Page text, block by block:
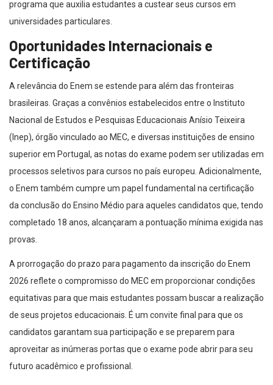
programa que auxilia estudantes a custear seus cursos em
universidades particulares.
Oportunidades Internacionais e
Certificação
A relevância do Enem se estende para além das fronteiras
brasileiras. Graças a convênios estabelecidos entre o Instituto
Nacional de Estudos e Pesquisas Educacionais Anísio Teixeira
(Inep), órgão vinculado ao MEC, e diversas instituições de ensino
superior em Portugal, as notas do exame podem ser utilizadas em
processos seletivos para cursos no país europeu. Adicionalmente,
o Enem também cumpre um papel fundamental na certificação
da conclusão do Ensino Médio para aqueles candidatos que, tendo
completado 18 anos, alcançaram a pontuação mínima exigida nas
provas.
A prorrogação do prazo para pagamento da inscrição do Enem
2026 reflete o compromisso do MEC em proporcionar condições
equitativas para que mais estudantes possam buscar a realização
de seus projetos educacionais. É um convite final para que os
candidatos garantam sua participação e se preparem para
aproveitar as inúmeras portas que o exame pode abrir para seu
futuro acadêmico e profissional.